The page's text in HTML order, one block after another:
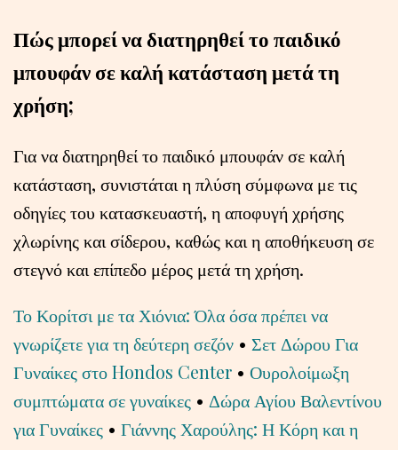
Πώς μπορεί να διατηρηθεί το παιδικό
μπουφάν σε καλή κατάσταση μετά τη
χρήση;
Για να διατηρηθεί το παιδικό μπουφάν σε καλή
κατάσταση, συνιστάται η πλύση σύμφωνα με τις
οδηγίες του κατασκευαστή, η αποφυγή χρήσης
χλωρίνης και σίδερου, καθώς και η αποθήκευση σε
στεγνό και επίπεδο μέρος μετά τη χρήση.
Το Κορίτσι με τα Χιόνια: Όλα όσα πρέπει να
γνωρίζετε για τη δεύτερη σεζόν • Σετ Δώρου Για
Γυναίκες στο Hondos Center • Ουρολοίμωξη
συμπτώματα σε γυναίκες • Δώρα Αγίου Βαλεντίνου
για Γυναίκες • Γιάννης Χαρούλης: Η Κόρη και η